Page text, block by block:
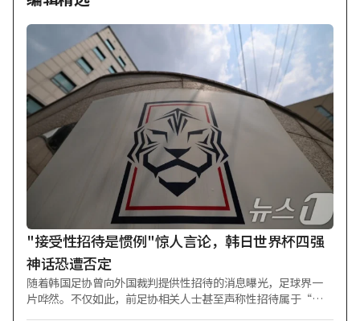
"接受性招待是惯例"惊人言论，韩日世界杯四强
神话恐遭否定
随着韩国足协曾向外国裁判提供性招待的消息曝光，足球界一
片哗然。不仅如此，前足协相关人士甚至声称性招待属于“惯